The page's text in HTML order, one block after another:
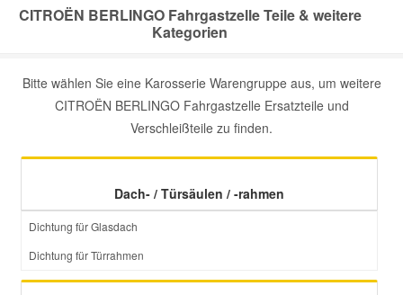
CITROËN BERLINGO Fahrgastzelle Teile & weitere
Kategorien
Bitte wählen Sie eine Karosserie Warengruppe aus, um weitere
CITROËN BERLINGO Fahrgastzelle Ersatzteile und
Verschleißteile zu finden.
Dach- / Türsäulen / -rahmen
Dichtung für Glasdach
Dichtung für Türrahmen
Mitsubishi Ersatzteile
Porsche Ersatzteile
Seat Ersatzteile
Skoda Ersatzteile
Smart Ersatzteile